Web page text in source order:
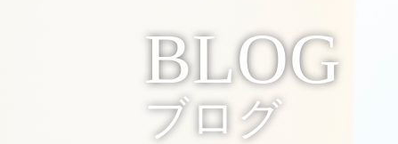
BLOG
ブログ